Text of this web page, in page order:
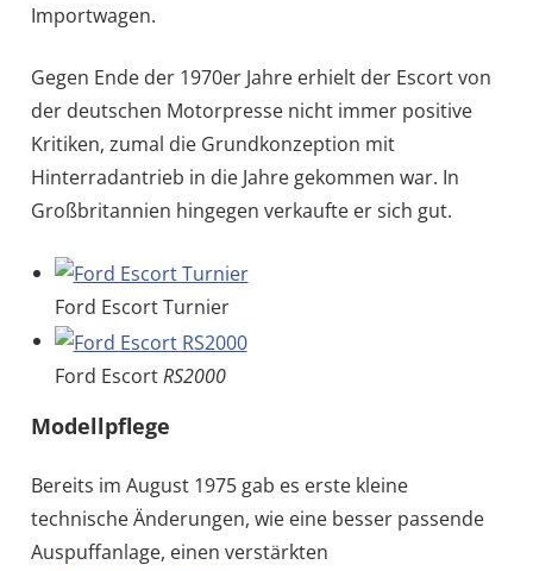
Importwagen.
Gegen Ende der 1970er Jahre erhielt der Escort von
der deutschen Motorpresse nicht immer positive
Kritiken, zumal die Grundkonzeption mit
Hinterradantrieb in die Jahre gekommen war. In
Großbritannien hingegen verkaufte er sich gut.
Ford Escort Turnier
Ford EscortRS2000
Modellpflege
Bereits im August 1975 gab es erste kleine
technische Änderungen, wie eine besser passende
Auspuffanlage, einen verstärkten